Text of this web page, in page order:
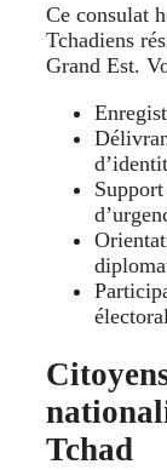
Ce consulat
Tchadiens
Grand Est.
Tchad